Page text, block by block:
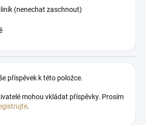
(nenechat zaschnout)
příspěvek k této položce.
mohou vkládat příspěvky. Prosím
.